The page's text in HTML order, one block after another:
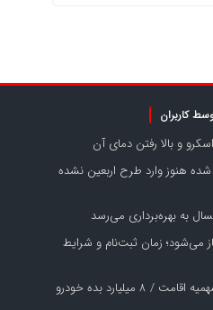
کاربران
و بالا رفتن دمای آن
شده هنوز وارد طرح اربعین نشده
به بهره‌برداری می‌رسد
می‌شود؛ زمان ثبت‌نام و شرایط
کاسبی خارج‌نشین‌ها با سهمیه اقامت / ۸ میلیارد بده خودرو